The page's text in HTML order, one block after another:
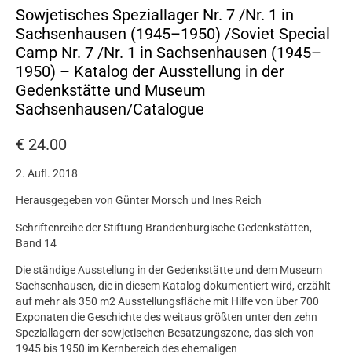
Sowjetisches Speziallager Nr. 7 /Nr. 1 in
Sachsenhausen (1945–1950) /Soviet Special
Camp Nr. 7 /Nr. 1 in Sachsenhausen (1945–
1950) – Katalog der Ausstellung in der
Gedenkstätte und Museum
Sachsenhausen/Catalogue
€ 24.00
2. Aufl. 2018
Herausgegeben von Günter Morsch und Ines Reich
Schriftenreihe der Stiftung Brandenburgische Gedenkstätten,
Band 14
Die ständige Ausstellung in der Gedenkstätte und dem Museum
Sachsenhausen, die in diesem Katalog dokumentiert wird, erzählt
auf mehr als 350 m2 Ausstellungsfläche mit Hilfe von über 700
Exponaten die Geschichte des weitaus größten unter den zehn
Speziallagern der sowjetischen Besatzungszone, das sich von
1945 bis 1950 im Kernbereich des ehemaligen